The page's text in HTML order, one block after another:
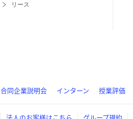
リース
合同企業説明会 インターン 授業評価